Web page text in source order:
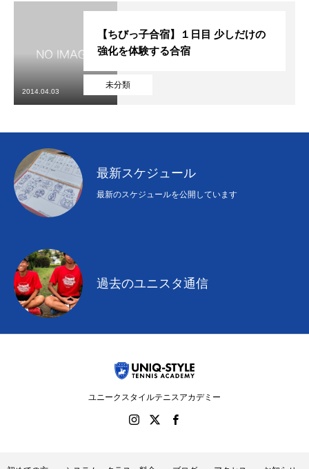
未分類
【ちびっ子合宿】１日目 少しだけの
強化を体験する合宿
2014.04.03
最新スケジュール
最新のスケジュールを公開しています
過去のユニスタ通信
ユニークスタイルテニスアカデミー